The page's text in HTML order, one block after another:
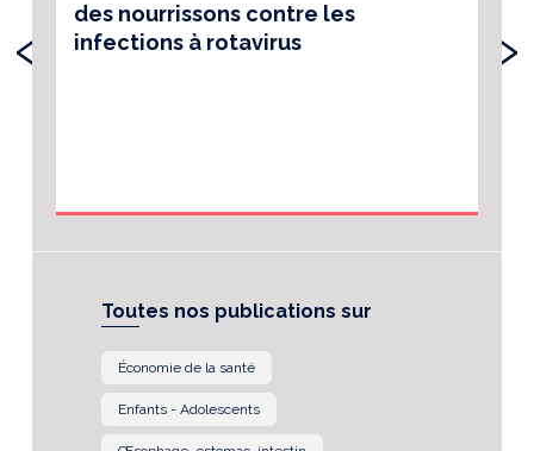
des nourrissons contre les
infections à rotavirus
‹ ›
Toutes nos publications sur
Économie de la santé
Enfants - Adolescents